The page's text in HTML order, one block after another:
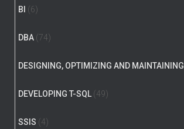
BI (6)
DBA (74)
DESIGNING, OPTIMIZING AND MAINTAINING
DEVELOPING T-SQL (49)
SSIS (4)